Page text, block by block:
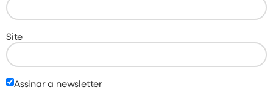
Site
Assinar a newsletter